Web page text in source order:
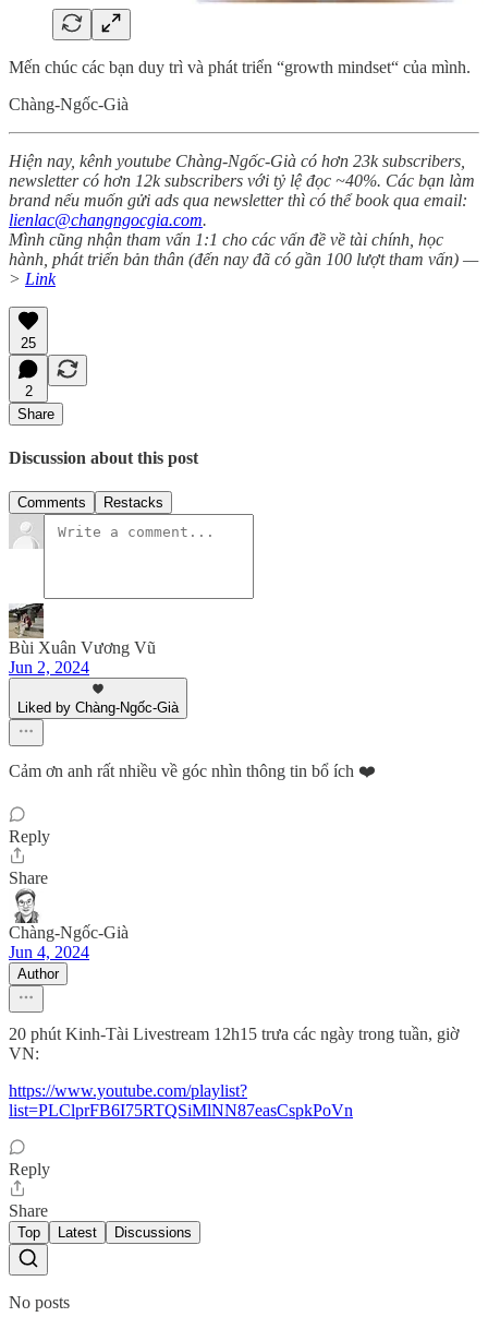
Mến chúc các bạn duy trì và phát triển “growth mindset“ của mình.
Chàng-Ngốc-Già
Hiện nay, kênh youtube Chàng-Ngốc-Già có hơn 23k subscribers,
newsletter có hơn 12k subscribers với tỷ lệ đọc ~40%. Các bạn làm
brand nếu muốn gửi ads qua newsletter thì có thể book qua email:
lienlac@changngocgia.com.
Mình cũng nhận tham vấn 1:1 cho các vấn đề về tài chính, học
hành, phát triển bản thân (đến nay đã có gần 100 lượt tham vấn) —
> Link
25
2
Share
Discussion about this post
Comments Restacks
Bùi Xuân Vương Vũ
Jun 2, 2024
Liked by Chàng-Ngốc-Già
Cảm ơn anh rất nhiều về góc nhìn thông tin bổ ích ❤️
Reply
Share
Chàng-Ngốc-Già
Jun 4, 2024
Author
20 phút Kinh-Tài Livestream 12h15 trưa các ngày trong tuần, giờ
VN:
https://www.youtube.com/playlist?
list=PLClprFB6I75RTQSiMlNN87easCspkPoVn
Reply
Share
Top Latest Discussions
No posts